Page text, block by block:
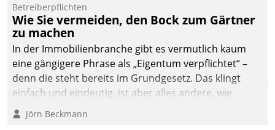
Betreiberpflichten
Wie Sie vermeiden, den Bock zum Gärtner
zu machen
In der Immobilienbranche gibt es vermutlich kaum
eine gängigere Phrase als „Eigentum verpflichtet“ –
denn die steht bereits im Grundgesetz. Das klingt
einfach und eindeutig, ist aber alles andere, wie
Branchenbeschäftigte wissen. Denn mit der
Verantwortung folgen Verpflichtungen.
Jörn Beckmann